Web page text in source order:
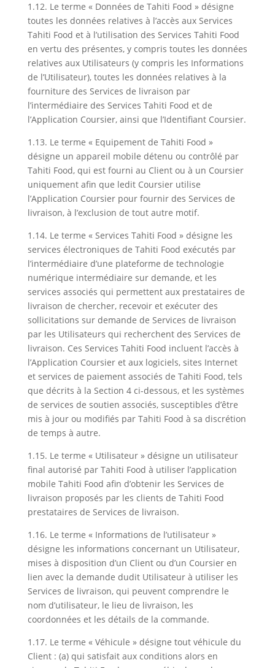
1.12. Le terme « Données de Tahiti Food » désigne
toutes les données relatives à l’accès aux Services
Tahiti Food et à l’utilisation des Services Tahiti Food
en vertu des présentes, y compris toutes les données
relatives aux Utilisateurs (y compris les Informations
de l’Utilisateur), toutes les données relatives à la
fourniture des Services de livraison par
l’intermédiaire des Services Tahiti Food et de
l’Application Coursier, ainsi que l’Identifiant Coursier.
1.13. Le terme « Equipement de Tahiti Food »
désigne un appareil mobile détenu ou contrôlé par
Tahiti Food, qui est fourni au Client ou à un Coursier
uniquement afin que ledit Coursier utilise
l’Application Coursier pour fournir des Services de
livraison, à l’exclusion de tout autre motif.
1.14. Le terme « Services Tahiti Food » désigne les
services électroniques de Tahiti Food exécutés par
l’intermédiaire d’une plateforme de technologie
numérique intermédiaire sur demande, et les
services associés qui permettent aux prestataires de
livraison de chercher, recevoir et exécuter des
sollicitations sur demande de Services de livraison
par les Utilisateurs qui recherchent des Services de
livraison. Ces Services Tahiti Food incluent l’accès à
l’Application Coursier et aux logiciels, sites Internet
et services de paiement associés de Tahiti Food, tels
que décrits à la Section 4 ci-dessous, et les systèmes
de services de soutien associés, susceptibles d’être
mis à jour ou modifiés par Tahiti Food à sa discrétion
de temps à autre.
1.15. Le terme « Utilisateur » désigne un utilisateur
final autorisé par Tahiti Food à utiliser l’application
mobile Tahiti Food afin d’obtenir les Services de
livraison proposés par les clients de Tahiti Food
prestataires de Services de livraison.
1.16. Le terme « Informations de l’utilisateur »
désigne les informations concernant un Utilisateur,
mises à disposition d’un Client ou d’un Coursier en
lien avec la demande dudit Utilisateur à utiliser les
Services de livraison, qui peuvent comprendre le
nom d’utilisateur, le lieu de livraison, les
coordonnées et les détails de la commande.
1.17. Le terme « Véhicule » désigne tout véhicule du
Client : (a) qui satisfait aux conditions alors en